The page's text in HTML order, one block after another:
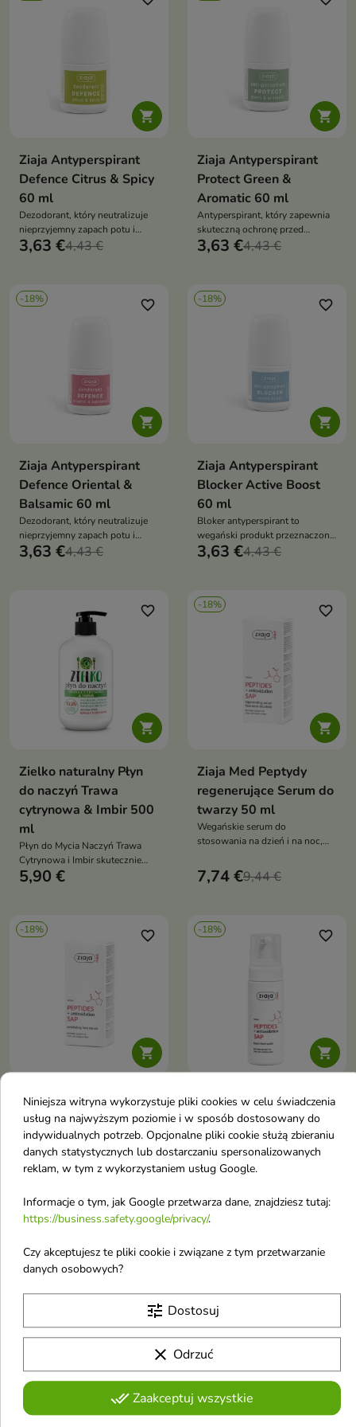

Ziaja Antyperspirant
Defence Citrus & Spicy
60 ml
Dezodorant, który neutralizuje
nieprzyjemny zapach potu i
zapewnia skórze satynowy efekt
gliceryną roślinną i olejkiem
3,63 €4,43 €

Ziaja Antyperspirant
Protect Green &
Aromatic 60 ml
Antyperspirant, który zapewnia
skuteczną ochronę przed
poceniem oraz przyjemny efekt
roślinną, kwasem
3,63 €4,43 €
-18%

favorite_border
Ziaja Antyperspirant
Defence Oriental &
Balsamic 60 ml
Dezodorant, który neutralizuje
nieprzyjemny zapach potu i
zapewnia skórze satynowy efekt
rozmarynowym wspiera
codzienną pielęgnację skóry pod
3,63 €4,43 €
-18%

favorite_border
Ziaja Antyperspirant
Blocker Active Boost
60 ml
Bloker antyperspirant to
wegański produkt przeznaczony
do redukcji nadmiernego
rozmarynowym już po jednej
aplikacji zapewnia długotrwałą
ochronę oraz uczucie komfortu
3,63 €4,43 €

favorite_border
Zielko naturalny Płyn
do naczyń Trawa
cytrynowa & Imbir 500
ml
Płyn do Mycia Naczyń Trawa
Cytrynowa i Imbir skutecznie
usuwa tłuszcz oraz zabrudzenia,
delikatny dla dłoni i przyjazny
5,90 €
-18%

favorite_border
Ziaja Med Peptydy
regenerujące Serum do
twarzy 50 ml
Wegańskie serum do
stosowania na dzień i na noc,
regenerację oraz wzmocnienie
bariery hydrolipidowej naskórka
7,74 €9,44 €
-18%

favorite_border
Ziaja Med Peptydy
złuszczające Serum do
twarzy 50 ml
Wegańskie serum na noc, które
łączy kurację peptydową,
złuszczające. Formuła z 1%
kwasu glikolowego, kwasem
hialuronowym i pantenolem
pomaga odświeżyć, wygładzić i
promienny oraz wypoczęty
7,74 €9,44 €
-18%

favorite_border
Ziaja Med Peptydy
oczyszczająca Pianka
do twarzy z
antyoxydantami 150 ml
Pianka do mycia twarzy to
oczyszczający, który łączy
łagodne mycie z pielęgnacją
skóry już na etapie oczyszczania.
pochodną witaminy C SAP,
wygładzić ją oraz przywrócić jej
miękkość i promienny wygląd
6,45 €7,87 €
-18%

favorite_border
Ziaja Med Peptydy
-18%

favorite_border
Ziaja Med Peptydy
Niniejsza witryna wykorzystuje pliki cookies w celu świadczenia
usług na najwyższym poziomie i w sposób dostosowany do
indywidualnych potrzeb. Opcjonalne pliki cookie służą zbieraniu
danych statystycznych lub dostarczaniu spersonalizowanych
reklam, w tym z wykorzystaniem usług Google.
Informacje o tym, jak Google przetwarza dane, znajdziesz tutaj:
https://business.safety.google/privacy/.
Czy akceptujesz te pliki cookie i związane z tym przetwarzanie
danych osobowych?
tune Dostosuj
clear Odrzuć
done_allZaakceptuj wszystkie